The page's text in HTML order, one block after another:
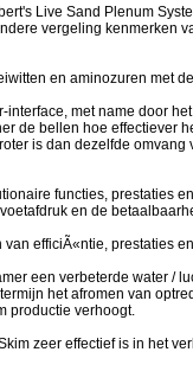
Live Sand Plenum
vergeling kenmerken
en aminozuren met
met name door
de bellen hoe effectiever
is dan dezelfde omvang
functies, prestaties
en de
efficiÃ«ntie, prestaties en
een verbeterde water /
het afromen van
productie verhoogt.
zeer effectief is in het